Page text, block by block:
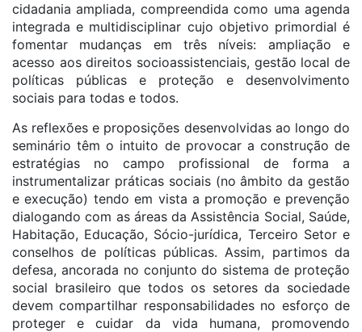
cidadania ampliada, compreendida como uma agenda
integrada e multidisciplinar cujo objetivo primordial é
fomentar mudanças em três níveis: ampliação e
acesso aos direitos socioassistenciais, gestão local de
políticas públicas e proteção e desenvolvimento
sociais para todas e todos.
As reflexões e proposições desenvolvidas ao longo do
seminário têm o intuito de provocar a construção de
estratégias no campo profissional de forma a
instrumentalizar práticas sociais (no âmbito da gestão
e execução) tendo em vista a promoção e prevenção
dialogando com as áreas da Assistência Social, Saúde,
Habitação, Educação, Sócio-jurídica, Terceiro Setor e
conselhos de políticas públicas. Assim, partimos da
defesa, ancorada no conjunto do sistema de proteção
social brasileiro que todos os setores da sociedade
devem compartilhar responsabilidades no esforço de
proteger e cuidar da vida humana, promovendo